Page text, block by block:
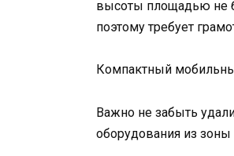
высоты площадью не
поэтому требует
Компактный
Важно не забыть
оборудования из зоны